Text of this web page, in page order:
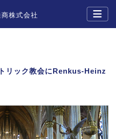
株式会社
リック教会にRenkus-Heinz